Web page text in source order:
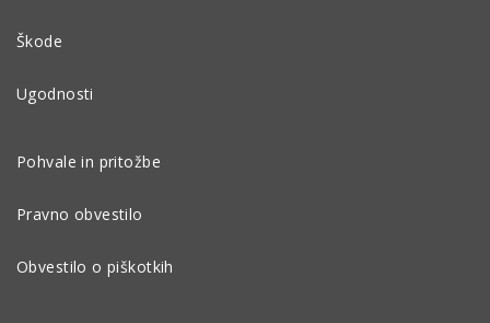
Škode
Ugodnosti
Pohvale in pritožbe
Pravno obvestilo
Obvestilo o piškotkih